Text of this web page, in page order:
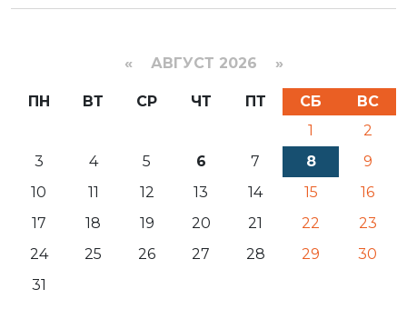
« АВГУСТ 2026 »
ПН ВТ СР ЧТ ПТ СБ
ВС
1
2
3
4 5 6 7 8
9
10
11 12 13 14 15
16
17
18 19 20 21 22
23
24
25 26 27 28 29
30
31